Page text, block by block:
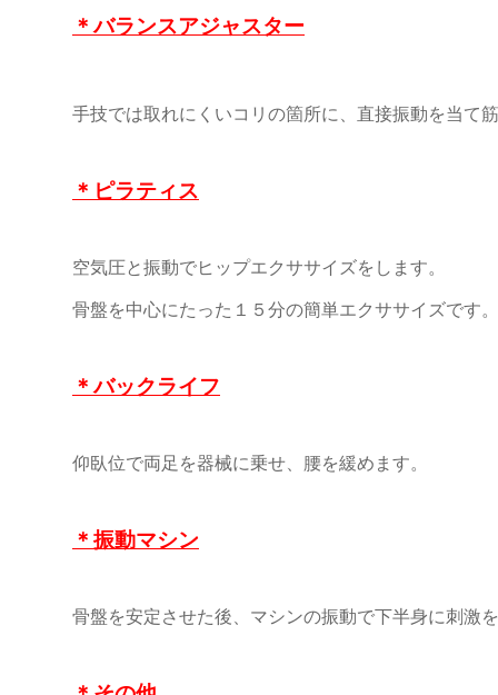
＊バランスアジャスター
手技では取れにくいコリの箇所に、直接振動を当て
＊ピラティス
空気圧と振動でヒップエクササイズをします。
骨盤を中心にたった１５分の簡単エクササイズです。
＊バックライフ
仰臥位で両足を器械に乗せ、腰を緩めます。
＊振動マシン
骨盤を安定させた後、マシンの振動で下半身に刺激